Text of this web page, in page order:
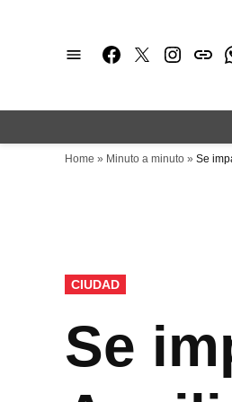
Facebook
Twitter issuu
Home » Minuto a minuto » Se
PUBLICADO
EN
CIUDAD
Se